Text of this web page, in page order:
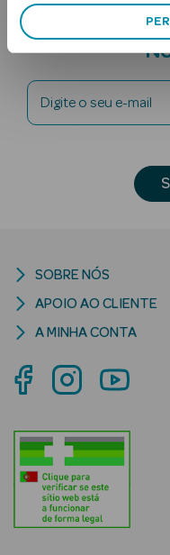
Rosto
Lábios
Criança
Rosto e
Digite o seu e-mail
SOBRE NÓS
APOIO AO CLIENTE
A MINHA CONTA